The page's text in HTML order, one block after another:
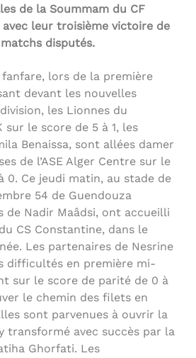
de la Soummam du CF
leur troisième victoire de
disputés.
lors de la première
devant les nouvelles
les Lionnes du
sur le score de 5 à 1, les
Benaissa, sont allées damer
de l’ASE Alger Centre sur le
0. Ce jeudi matin, au stade de
54 de Guendouza
de Nadir Maâdsi, ont accueilli
CS Constantine, dans le
Les partenaires de Nesrine
difficultés en première mi-
sur le score de parité de 0 à
le chemin des filets en
sont parvenues à ouvrir la
transformé avec succès par la
Ghorfati. Les